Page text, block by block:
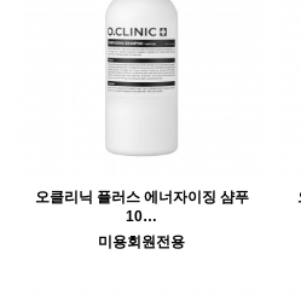
오클리닉 플러스 에너자이징 샴푸
10…
미용회원전용